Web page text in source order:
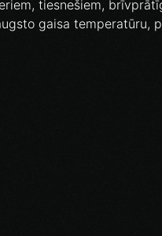
tiesnešiem,
gaisa temperatūru,